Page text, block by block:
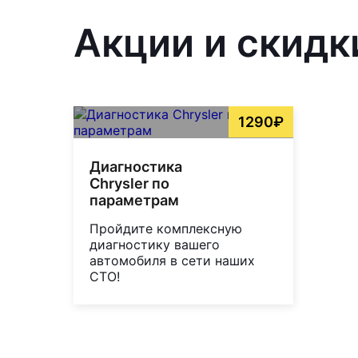
Акции и
1290₽
Диагностика
Chrysler по
параметрам
Пройдите комплексную
диагностику вашего
автомобиля в сети наших
СТО!